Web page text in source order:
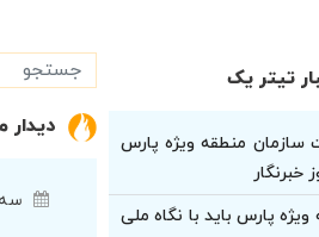
سه
تیتر یک
سازمان منطقه ویژه پارس
خبرنگار
پارس باید با نگاه ملی